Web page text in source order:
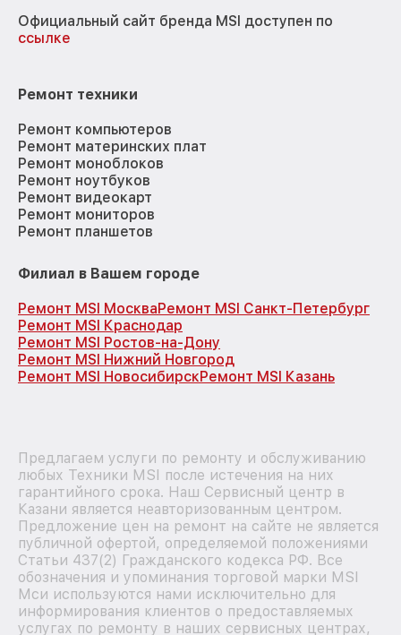
Официальный сайт бренда MSI доступен по
ссылке
Ремонт техники
Ремонт компьютеров
Ремонт материнских плат
Ремонт моноблоков
Ремонт ноутбуков
Ремонт видеокарт
Ремонт мониторов
Ремонт планшетов
Филиал в Вашем городе
Ремонт MSI МоскваРемонт MSI Санкт-Петербург
Ремонт MSI Краснодар
Ремонт MSI Ростов-на-Дону
Ремонт MSI Нижний Новгород
Ремонт MSI НовосибирскРемонт MSI Казань
Предлагаем услуги по ремонту и обслуживанию
любых Техники MSI после истечения на них
гарантийного срока. Наш Сервисный центр в
Казани является неавторизованным центром.
Предложение цен на ремонт на сайте не является
публичной офертой, определяемой положениями
Статьи 437(2) Гражданского кодекса РФ. Все
обозначения и упоминания торговой марки MSI
Мси используются нами исключительно для
информирования клиентов о предоставляемых
услугах по ремонту в наших сервисных центрах,